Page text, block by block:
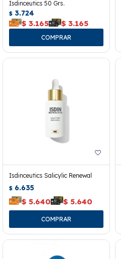
Isdinceutics 50 Grs.
$ 3.724
$ 3.165 $ 3.165
Isdinceutics Salicylic Renewal
$ 6.635
$ 5.640 $ 5.640